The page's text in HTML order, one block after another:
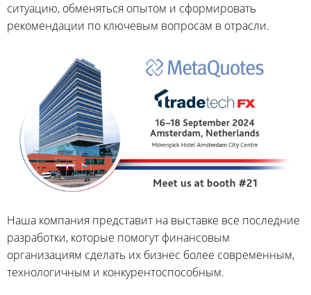
ситуацию, обменяться опытом и сформировать
рекомендации по ключевым вопросам в отрасли.
Наша компания представит на выставке все последние
разработки, которые помогут финансовым
организациям сделать их бизнес более современным,
технологичным и конкурентоспособным.